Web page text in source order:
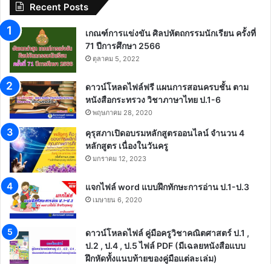
Recent Posts
เกณฑ์การแข่งขัน ศิลปหัตถกรรมนักเรียน ครั้งที่
71 ปีการศึกษา 2566
ตุลาคม 5, 2022
ดาวน์โหลดไฟล์ฟรี แผนการสอนครบชั้น ตาม
หนังสือกระทรวง วิชาภาษาไทย ป.1-6
พฤษภาคม 28, 2020
คุรุสภาเปิดอบรมหลักสูตรออนไลน์ จำนวน 4
หลักสูตร เนื่องในวันครู
มกราคม 12, 2023
แจกไฟล์ word แบบฝึกทักษะการอ่าน ป.1-ป.3
เมษายน 6, 2020
ดาวน์โหลดไฟล์ คู่มือครูวิชาคณิตศาสตร์ ป.1 ,
ป.2 , ป.4 , ป.5 ไฟล์ PDF (มีเฉลยหนังสือแบบ
ฝึกหัดทั้งแนบท้ายของคู่มือแต่ละเล่ม)